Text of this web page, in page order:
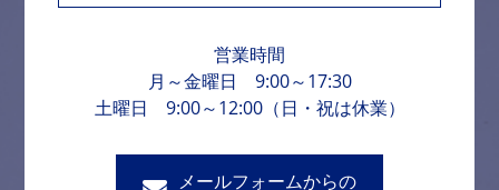
営業時間
月～金曜日 9:00～17:30
土曜日 9:00～12:00（日・祝は休業）
メールフォームからの